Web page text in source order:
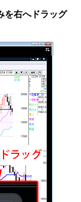
を右へドラッグ